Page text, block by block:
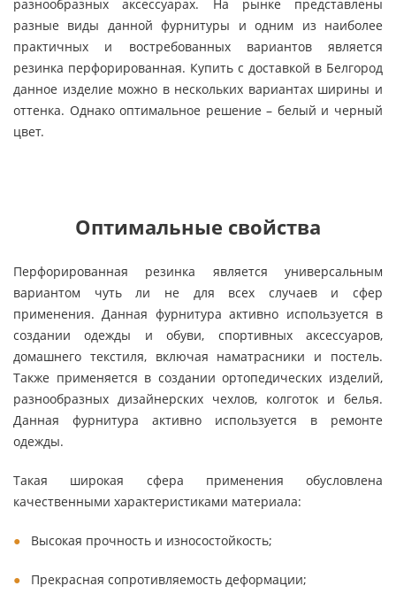
разнообразных аксессуарах. На рынке представлены
разные виды данной фурнитуры и одним из наиболее
практичных и востребованных вариантов является
резинка перфорированная. Купить с доставкой в Белгород
данное изделие можно в нескольких вариантах ширины и
оттенка. Однако оптимальное решение – белый и черный
цвет.
Оптимальные свойства
Перфорированная резинка является универсальным
вариантом чуть ли не для всех случаев и сфер
применения. Данная фурнитура активно используется в
создании одежды и обуви, спортивных аксессуаров,
домашнего текстиля, включая наматрасники и постель.
Также применяется в создании ортопедических изделий,
разнообразных дизайнерских чехлов, колготок и белья.
Данная фурнитура активно используется в ремонте
одежды.
Такая широкая сфера применения обусловлена
качественными характеристиками материала:
Высокая прочность и износостойкость;
Прекрасная сопротивляемость деформации;